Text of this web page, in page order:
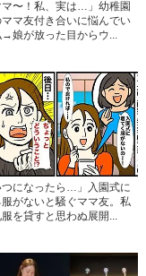
マ〜！私、実は…」幼稚園
マ友付き合いに悩んでい
娘が放った目からウ...
つになったら…」入園式に
がないと騒ぐママ友。私
を貸すと思わぬ展開...